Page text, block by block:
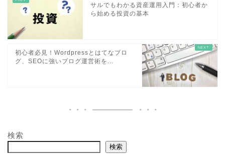
サルでもわかる資産運用入門：初心者か
ら始める投資の基本
初心者必見！Wordpressとはてなブロ
グ、SEOに強いブログ運営術を...
検索
検索